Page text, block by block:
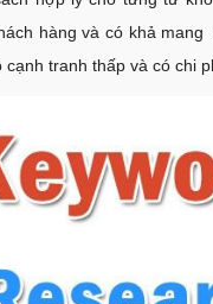
hàng và có khả
tranh thấp và có chi